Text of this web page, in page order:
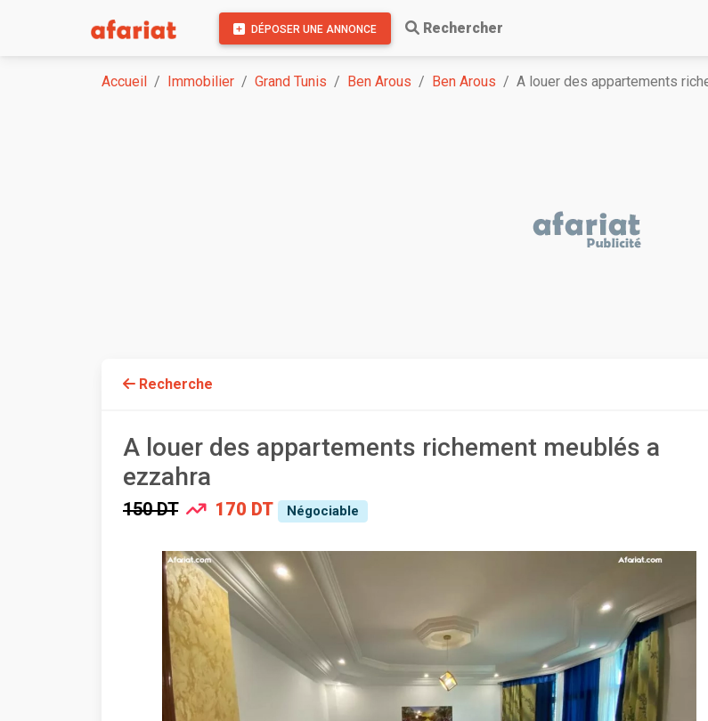
DÉPOSER UNE ANNONCE Rechercher
Accueil Immobilier Grand Tunis Ben Arous Ben Arous A louer des appartements
Recherche
A louer des appartements richement meublés a
ezzahra
150 DT 170 DT Négociable